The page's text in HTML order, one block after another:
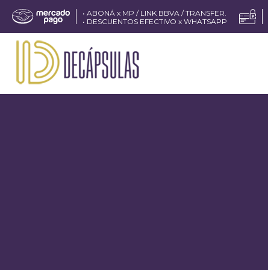
• ABONÁ x MP / LINK BBVA / TRANSFER.
• DESCUENTOS EFECTIVO x WHATSAPP